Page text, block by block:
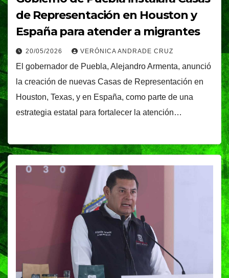
de Representación en Houston y
España para atender a migrantes
20/05/2026 VERÓNICA ANDRADE CRUZ
El gobernador de Puebla, Alejandro Armenta, anunció
la creación de nuevas Casas de Representación en
Houston, Texas, y en España, como parte de una
estrategia estatal para fortalecer la atención…